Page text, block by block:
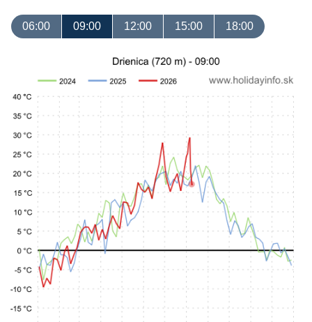
06:00 09:00 12:00 15:00 18:00